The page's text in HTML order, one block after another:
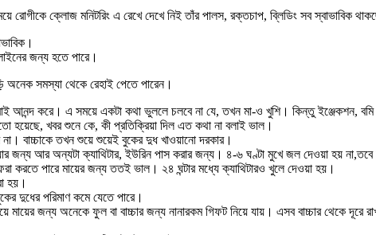
রোগীকে ক্লোজ মনিটরিং এ রেখে দেখে নিই তাঁর পালস, রক্তচাপ, ব্লিডিং সব স্বাভাবিক
জন্য হতে পারে।
অনেক সমস্যা থেকে রেহাই পেতে পারেন।
আনন্দ করে। এ সময়ে একটা কথা ভুললে চলবে না যে, তখন মা-ও খুশি। কিন্তু ইঞ্জেকশন,
হয়েছে, খবর শুনে কে, কী প্রতিক্রিয়া দিল এত কথা না বলাই ভাল।
বাচ্চাকে তখন শুয়ে শুয়েই বুকের দুধ খাওয়ানো দরকার।
জন্য আর অন্যটা ক্যাথিটার, ইউরিন পাস করার জন্য। ৪-৬ ঘণ্টা মুখে জল দেওয়া হয় না,তবে
করতে পারে মায়ের জন্য ততই ভাল। ২৪ ঘন্টার মধ্যে ক্যাথিটারও খুলে দেওয়া হয়।
হয়।
দুধের পরিমাণ কমে যেতে পারে।
মায়ের জন্য অনেকে ফুল বা বাচ্চার জন্য নানারকম গিফট নিয়ে যায়। এসব বাচ্চার থেকে